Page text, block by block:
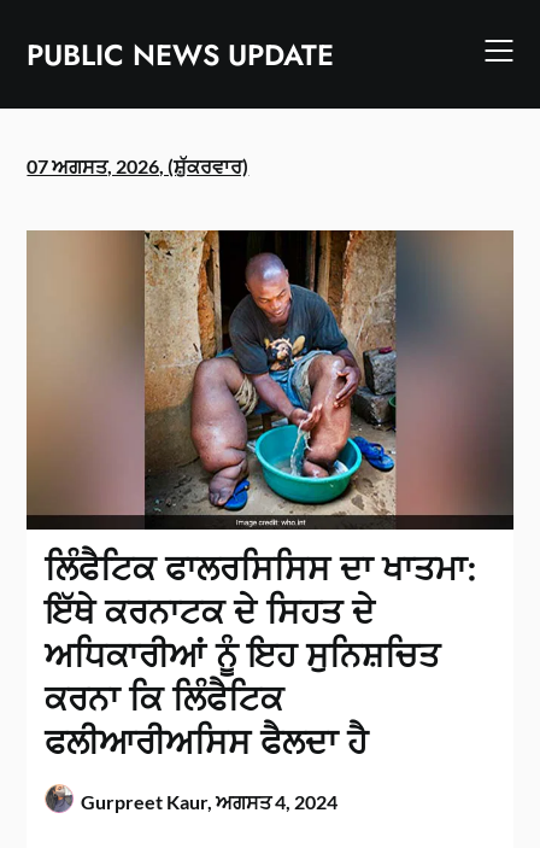
contentPUBLIC NEWS UPDATE
07 ਅਗਸਤ, 2026, (ਸ਼ੁੱਕਰਵਾਰ)
ਲਿੰਫੈਟਿਕ ਫਾਲਰਸਿਸਿਸ ਦਾ ਖਾਤਮਾ:
ਇੱਥੇ ਕਰਨਾਟਕ ਦੇ ਸਿਹਤ ਦੇ
ਅਧਿਕਾਰੀਆਂ ਨੂੰ ਇਹ ਸੁਨਿਸ਼ਚਿਤ
ਕਰਨਾ ਕਿ ਲਿੰਫੈਟਿਕ
ਫਲੀਆਰੀਅਸਿਸ ਫੈਲਦਾ ਹੈ
Gurpreet Kaur,ਅਗਸਤ 4, 2024